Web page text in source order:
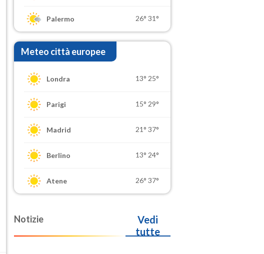
Palermo 26° 31°
Meteo città europee
Londra 13° 25°
Parigi 15° 29°
Madrid 21° 37°
Berlino 13° 24°
Atene 26° 37°
Notizie
Vedi
tutte